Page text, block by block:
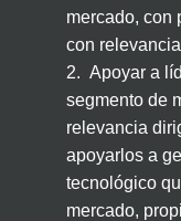
mercado, con
con
2. Apoyar a
segmento de
relevancia
apoyarlos a
tecnológico
mercado,